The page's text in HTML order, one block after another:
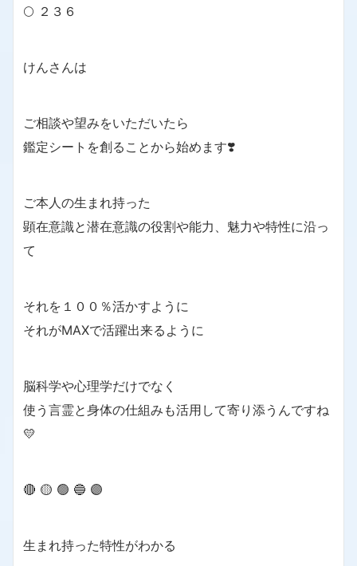
🌕 ２３６
けんさんは
ご相談や望みをいただいたら
鑑定シートを創ることから始めます❣️
ご本人の生まれ持った
顕在意識と潜在意識の役割や能力、魅力や特性に沿っ
て
それを１００％活かすように
それがMAXで活躍出来るように
脳科学や心理学だけでなく
使う言霊と身体の仕組みも活用して寄り添うんですね
💛
🔴 🟡 🟢 🔵 🟣
生まれ持った特性がわかる